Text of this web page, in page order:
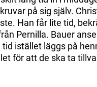
på sig själv.
Han får lite tid,
Pernilla. Bauer
tid istället läggs på
för att de ska ta